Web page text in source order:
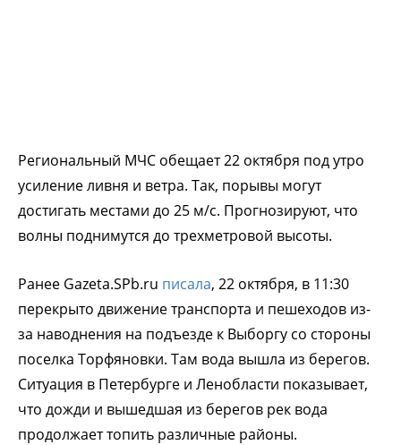
Региональный МЧС обещает 22 октября под утро
усиление ливня и ветра. Так, порывы могут
достигать местами до 25 м/с. Прогнозируют, что
волны поднимутся до трехметровой высоты.
Ранее Gazeta.SPb.ru писала, 22 октября, в 11:30
перекрыто движение транспорта и пешеходов из-
за наводнения на подъезде к Выборгу со стороны
поселка Торфяновки. Там вода вышла из берегов.
Ситуация в Петербурге и Ленобласти показывает,
что дожди и вышедшая из берегов рек вода
продолжает топить различные районы.